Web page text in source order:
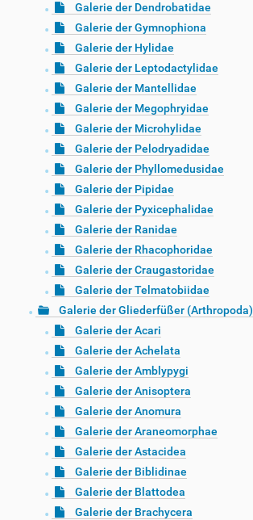
Galerie der Dendrobatidae
Galerie der Gymnophiona
Galerie der Hylidae
Galerie der Leptodactylidae
Galerie der Mantellidae
Galerie der Megophryidae
Galerie der Microhylidae
Galerie der Pelodryadidae
Galerie der Phyllomedusidae
Galerie der Pipidae
Galerie der Pyxicephalidae
Galerie der Ranidae
Galerie der Rhacophoridae
Galerie der Craugastoridae
Galerie der Telmatobiidae
Galerie der Gliederfüßer (Arthropoda)
Galerie der Acari
Galerie der Achelata
Galerie der Amblypygi
Galerie der Anisoptera
Galerie der Anomura
Galerie der Araneomorphae
Galerie der Astacidea
Galerie der Biblidinae
Galerie der Blattodea
Galerie der Brachycera